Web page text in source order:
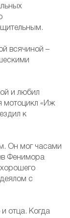
всячиной –
и любил
мотоцикл «Иж
к
Он мог часами
Фенимора
хорошего
с
отца. Когда